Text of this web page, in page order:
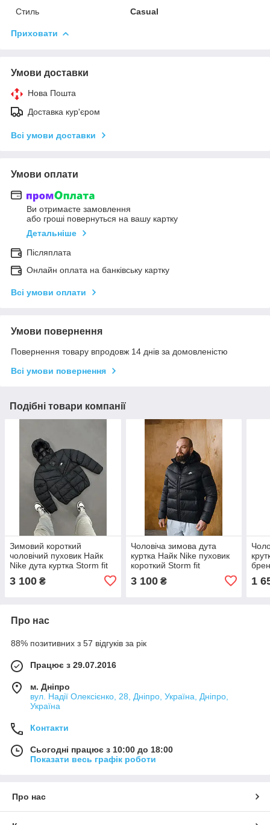
Стиль
Casual
Приховати
Умови доставки
Нова Пошта
Доставка кур'єром
Всі умови доставки
Умови оплати
Ви отримаєте замовлення
або гроші повернуться на вашу картку
Детальніше
Післяплата
Онлайн оплата на банківську картку
Всі умови оплати
Умови повернення
Повернення товару впродовж 14 днів за домовленістю
Всі умови повернення
Подібні товари компанії
Зимовий короткий
чоловічий пуховик Найк
Nike дута куртка Storm fit
3 100 ₴
Чоловіча зимова дута
куртка Найк Nike пуховик
короткий Storm fit
3 100₴ 1
Про нас
88% позитивних з 57 відгуків за рік
Працює з 29.07.2016
м. Дніпро
вул. Надії Олексієнко, 28, Дніпро, Україна, Дніпро,
Україна
Контакти
Сьогодні працює з 10:00 до 18:00
Показати весь графік роботи
Про нас